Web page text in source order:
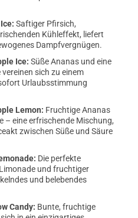
Saftiger Pfirsich,
Kühleffekt, liefert
Dampfvergnügen.
Ice: Süße Ananas und eine
sich zu einem
Urlaubsstimmung
Lemon: Fruchtige Ananas
eine erfrischende Mischung,
zwischen Süße und Säure
Die perfekte
und fruchtiger
und belebendes
Candy: Bunte, fruchtige